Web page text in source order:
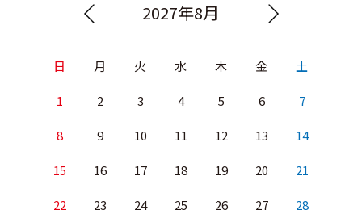
2027年8月
日 月 火 水 木 金 土
1 2 3 4 5 6 7
8 9 10 11 12 13 14
15 16 17 18 19 20 21
22 23 24 25 26 27 28